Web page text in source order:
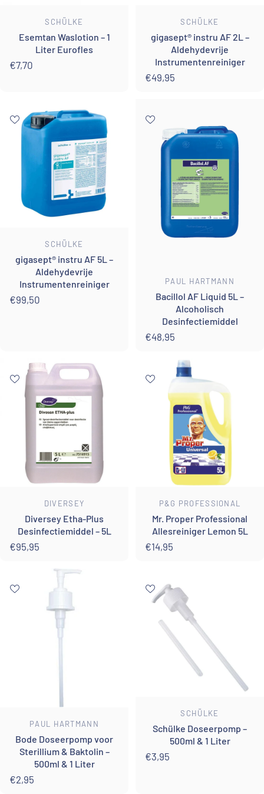
Leverancier:
SCHÜLKE
Esemtan Waslotion – 1
Liter Eurofles
€7,70
Leverancier:
SCHÜLKE
gigasept® instru AF 2L –
Aldehydevrije
Instrumentenreiniger
€49,95
Leverancier:
SCHÜLKE
gigasept® instru AF 5L –
Aldehydevrije
Instrumentenreiniger
€99,50
Leverancier:
PAUL HARTMANN
Bacillol AF Liquid 5L –
Alcoholisch
Desinfectiemiddel
€48,95
Leverancier:
DIVERSEY
Diversey Etha-Plus
Desinfectiemiddel – 5L
€95,95
Leverancier:
P&G PROFESSIONAL
Mr. Proper Professional
Allesreiniger Lemon 5L
€14,95
Leverancier:
PAUL HARTMANN
Bode Doseerpomp voor
Sterillium & Baktolin –
500ml & 1 Liter
€2,95
Leverancier:
SCHÜLKE
Schülke Doseerpomp –
500ml & 1 Liter
€3,95